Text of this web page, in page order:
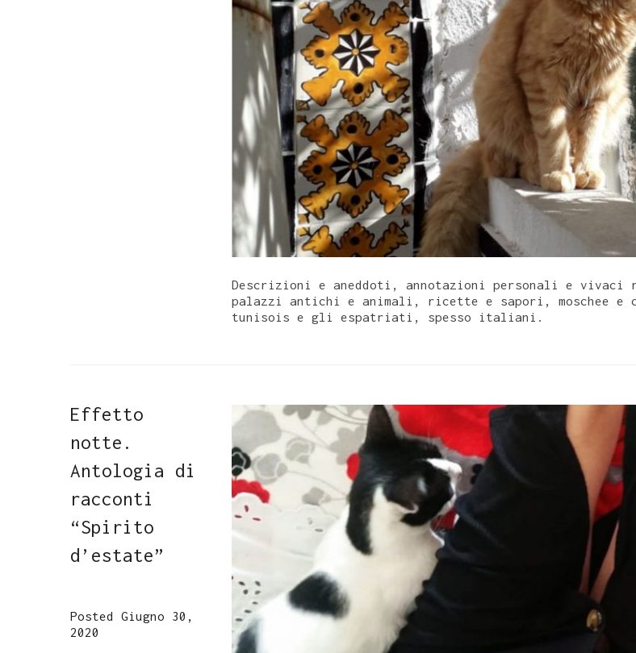
Descrizioni e aneddoti, annotazioni personali e
palazzi antichi e animali, ricette e sapori, moschee
tunisois e gli espatriati, spesso italiani.
Effetto
notte.
Antologia di
racconti
“Spirito
d’estate”
Posted Giugno 30,
2020